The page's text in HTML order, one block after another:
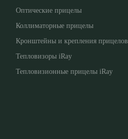
Оптические прицелы
Коллиматорные прицелы
Кронштейны и крепления прицелов
Тепловизоры iRay
Тепловизионные прицелы iRay